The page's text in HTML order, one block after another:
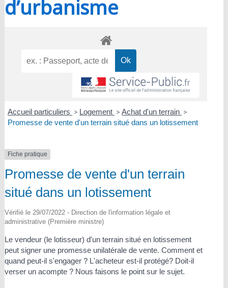
d’urbanisme
Accueil particuliers > Logement > Achat d'un terrain >
Promesse de vente d'un terrain situé dans un lotissement
Fiche pratique
Promesse de vente d'un terrain
situé dans un lotissement
Vérifié le 29/07/2022 - Direction de l'information légale et
administrative (Première ministre)
Le vendeur (le lotisseur) d'un terrain situé en lotissement
peut signer une promesse unilatérale de vente. Comment et
quand peut-il s'engager ? L'acheteur est-il protégé? Doit-il
verser un acompte ? Nous faisons le point sur le sujet.